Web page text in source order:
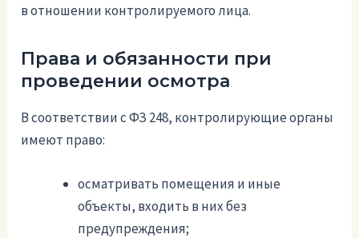
в отношении контролируемого лица.
Права и обязанности при
проведении осмотра
В соответствии с ФЗ 248, контролирующие органы
имеют право:
осматривать помещения и иные
объекты, входить в них без
предупреждения;